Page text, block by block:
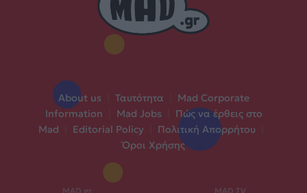
About us Ταυτότητα
Mad Corporate
Information
Mad Jobs
Πώς να έρθεις στο
Mad
Editorial Policy Πολιτική Απορρήτου
Όροι Χρήσης
MAD.gr MAD TV